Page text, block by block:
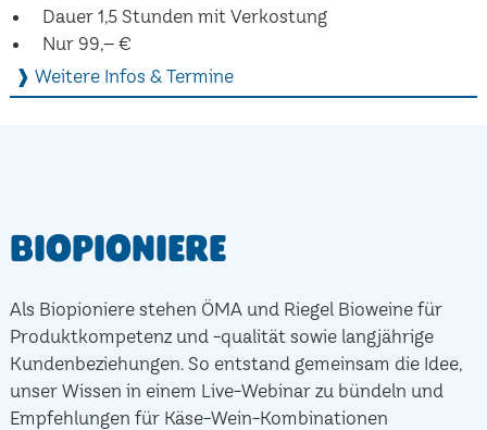
Dauer 1,5 Stunden mit Verkostung
Nur 99,– €
❱ Weitere Infos & Termine
Biopioniere
Als Biopioniere stehen ÖMA und Riegel Bioweine für
Produktkompetenz und -qualität sowie langjährige
Kundenbeziehungen. So entstand gemeinsam die Idee,
unser Wissen in einem Live-Webinar zu bündeln und
Empfehlungen für Käse-Wein-Kombinationen